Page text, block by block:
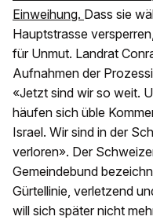
Einweihung. Dass sie
Hauptstrasse
für Unmut. Landrat
Aufnahmen der
«Jetzt sind wir so weit.
häufen sich üble
Israel. Wir sind in der
verloren». Der
Gemeindebund
Gürtellinie, verletzend
will sich später nicht